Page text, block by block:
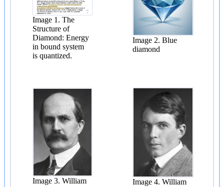
Image 1. The
Structure of
Diamond: Energy
in bound system
is quantized.
Image 2. Blue
diamond
Image 3. William
Image 4. William